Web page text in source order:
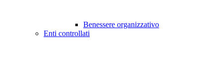
Benessere organizzativo
Enti controllati